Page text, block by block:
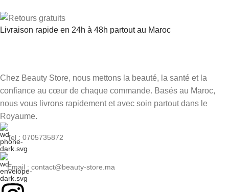
Livraison rapide en 24h à 48h partout au Maroc
Chez Beauty Store, nous mettons la beauté, la santé et la
confiance au cœur de chaque commande. Basés au Maroc,
nous vous livrons rapidement et avec soin partout dans le
Royaume.
Tel : 0705735872
Email : contact@beauty-store.ma